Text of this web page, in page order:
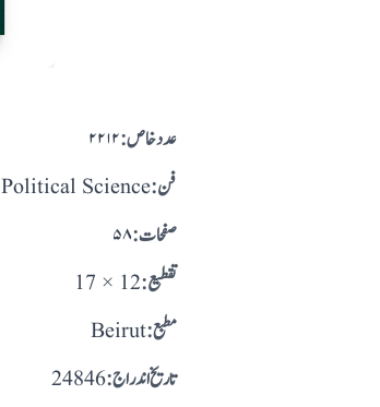
۲۲۱۲ :عدد خاص
Political Science :فن
۵۸ :صفحات
17 × 12 :تقطيع
Beirut :مطبع
24846 : تاريخ اندراج